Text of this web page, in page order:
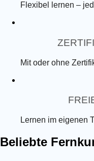
Flexibel lernen –
Mit oder ohne
Lernen im eigenen
Beliebte